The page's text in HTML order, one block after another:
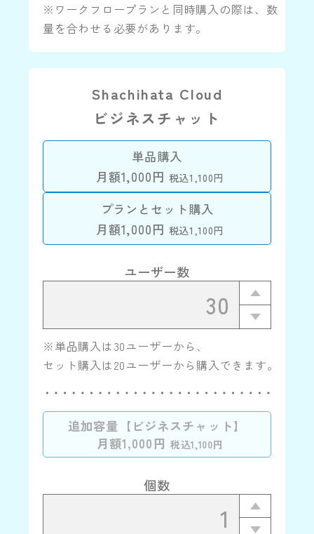
※ワークフロープランと同時購入の際は、数
量を合わせる必要があります。
Shachihata Cloud
ビジネスチャット
単品購入
月額1,000円 税込1,100円
プランとセット購入
月額1,000円 税込1,100円
ユーザー数
※単品購入は30ユーザーから、
セット購入は20ユーザーから購入できます。
追加容量【ビジネスチャット】
月額1,000円 税込1,100円
個数